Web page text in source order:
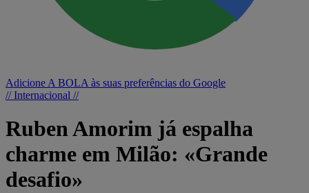
Adicione A BOLA às suas preferências do Google
// Internacional //
Ruben Amorim já espalha
charme em Milão: «Grande
desafio»